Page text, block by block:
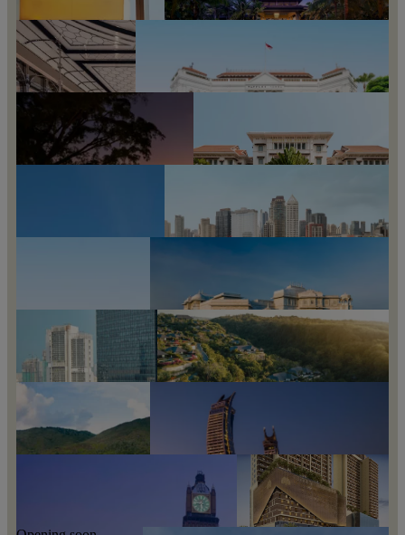
巴黎莱佛士 - 皇家蒙索酒店
巴黎, 法国
新加坡, 新加坡
新加坡圣淘沙莱佛士酒店
圣淘沙, 新加坡
金边皇家莱佛士酒店
金边, 柬埔寨
麦卡蒂莱佛士酒店
马尼拉, 菲律宾
斋浦尔莱佛士酒店
斋蒲尔, 印度
巴厘岛莱佛士酒店
巴厘岛, 印度尼西亚